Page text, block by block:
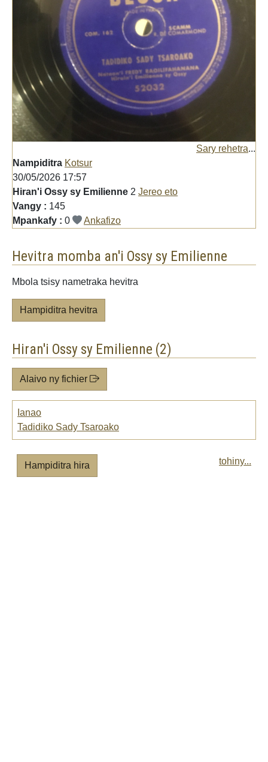
Sary rehetra...
Nampiditra Kotsur
30/05/2026 17:57
Hiran'i Ossy sy Emilienne 2 Jereo eto
Vangy : 145
Mpankafy : 0 Ankafizo
Hevitra momba an'i Ossy sy Emilienne
Mbola tsisy nametraka hevitra
Hampiditra hevitra
Hiran'i Ossy sy Emilienne (2)
Alaivo ny fichier
Ianao
Tadidiko Sady Tsaroako
Hampiditra hira tohiny...